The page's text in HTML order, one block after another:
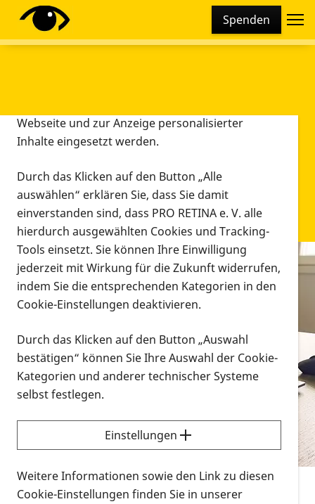
Spenden
Infomaterial
Infomaterial
Vorlesen
Alle Infomaterialien in verschiedenen
Formaten an einem Ort
Sie möchten wissen, wie Sie nach Infonmaterial
suchen und dieses bestellen bzw. herunterladen
können? Schauen Sie sich dieErklärvideos zum
Thema Infomaterial auf der PRO RETINA-Website
für blinde und sehbehinderte Menschen an.
Diese Webseite setzt verschiedene Cookies und
Tracking-Tools ein. Dies beinhaltet Cookies und
Webseite und zur Anzeige personalisierter
Inhalte eingesetzt werden.
Durch das Klicken auf den Button „Alle
auswählen“ erklären Sie, dass Sie damit
einverstanden sind, dass PRO RETINA e. V. alle
hierdurch ausgewählten Cookies und Tracking-
Tools einsetzt. Sie können Ihre Einwilligung
jederzeit mit Wirkung für die Zukunft widerrufen,
indem Sie die entsprechenden Kategorien in den
Cookie-Einstellungen deaktivieren.
Durch das Klicken auf den Button „Auswahl
bestätigen“ können Sie Ihre Auswahl der Cookie-
Kategorien und anderer technischer Systeme
selbst festlegen.
Einstellungen
Weitere Informationen sowie den Link zu diesen
Cookie-Einstellungen finden Sie in unserer